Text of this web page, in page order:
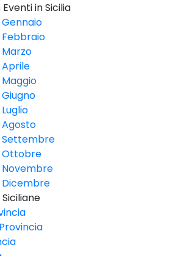
in Sicilia
Febbraio
Aprile
Agosto
Settembre
Ottobre
Novembre
Dicembre